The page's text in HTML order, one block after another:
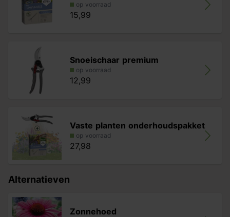
op voorraad
15,99
Snoeischaar premium
op voorraad
12,99
Vaste planten onderhoudspakket
op voorraad
27,98
Alternatieven
Zonnehoed